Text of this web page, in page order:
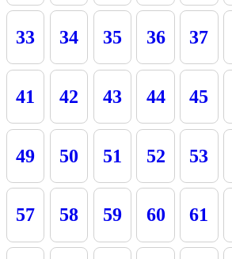
33 34 35 36 37
41 42 43 44 45
49 50 51 52 53
57 58 59 60 61